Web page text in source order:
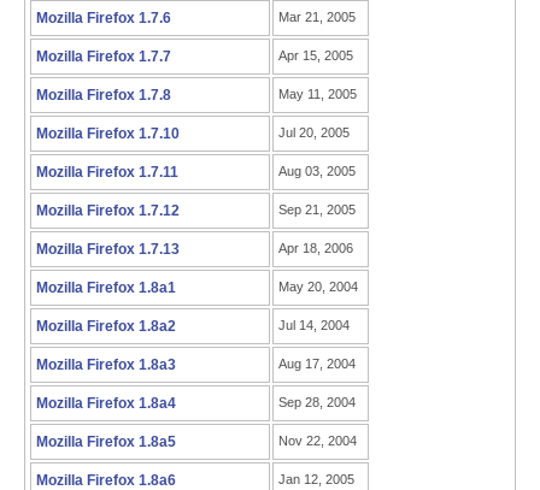
Mozilla Firefox 1.7.6 Mar 21, 2005
Mozilla Firefox 1.7.7 Apr 15, 2005
Mozilla Firefox 1.7.8 May 11, 2005
Mozilla Firefox 1.7.10 Jul 20, 2005
Mozilla Firefox 1.7.11 Aug 03, 2005
Mozilla Firefox 1.7.12 Sep 21, 2005
Mozilla Firefox 1.7.13 Apr 18, 2006
Mozilla Firefox 1.8a1 May 20, 2004
Mozilla Firefox 1.8a2 Jul 14, 2004
Mozilla Firefox 1.8a3 Aug 17, 2004
Mozilla Firefox 1.8a4 Sep 28, 2004
Mozilla Firefox 1.8a5 Nov 22, 2004
Mozilla Firefox 1.8a6 Jan 12, 2005